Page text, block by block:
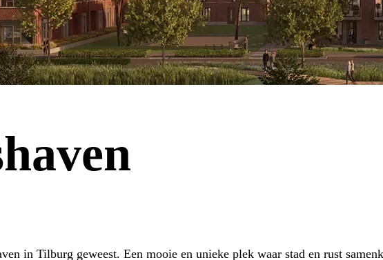
in Tilburg geweest. Een mooie en unieke plek waar stad en rust